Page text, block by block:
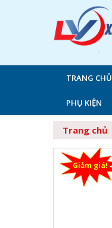
TRANG CHỦ
PHỤ KIỆN
Trang chủ
Giảm giá!